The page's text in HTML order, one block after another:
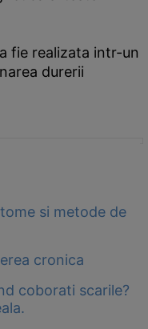
fie realizata intr-un
durerii
si metode de
cronica
coborati scarile?